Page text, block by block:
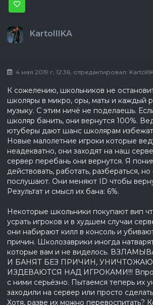
KartoIIIKA
4 мая 2019 г, 12:36, отредактировал:
К сожелению, школьников не
школяры в микро, оры, маты и каждый
музыку. С этим ничё не поделаешь.
школяр банить, они вернутся 100%.
ютуберы дают шанс школярам
Новые малолетние игроки которые
неадекватно, они заходят на наш
сервер перебань они вернутся. Я
действовать, работать, разбераться,
послушают. Они меняют ID чтобы
Результат и смысл их бана: 6%.
Некоторые школьники покупают вип
усрать игроков и в худшем случаи
они набирают килл в консоль и
причин. Школозаврики иногда
которые вам и не виделось.
И БАНЯТ БЕЗ ПРИЧИН,
ИЗДЕВАЮТСЯ НАД ИГРОКАМИ!!!
с ними серьёзно. Пытаемся теперь их
заходили на сервер или просто
Хотя, разве их можно перевоспитать?